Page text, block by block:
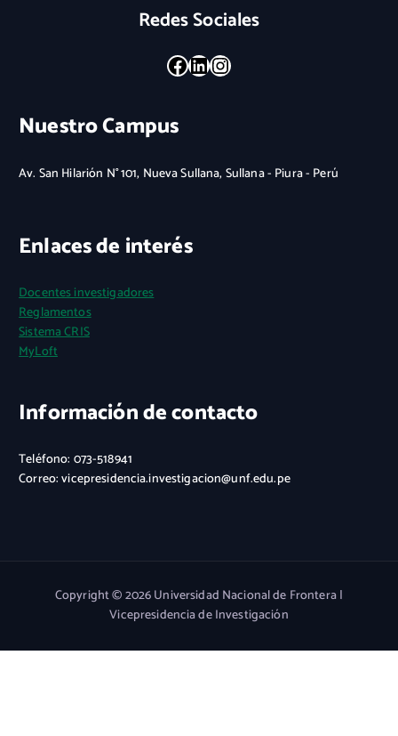
Redes Sociales
Facebook LinkedIn Instagram
Nuestro Campus
Av. San Hilarión N° 101, Nueva Sullana, Sullana - Piura - Perú
Enlaces de interés
Docentes investigadores
Reglamentos
Sistema CRIS
MyLoft
Información de contacto
Teléfono: 073-518941
Correo: vicepresidencia.investigacion@unf.edu.pe
Copyright © 2026 Universidad Nacional de Frontera |
Vicepresidencia de Investigación